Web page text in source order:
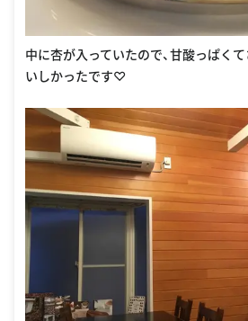
中に杏が入っていたので、甘酸っぱく
いしかったです♡